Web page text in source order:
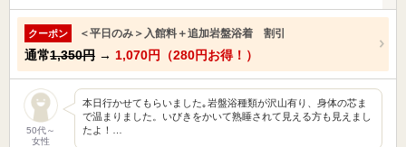
クーポン ＜平日のみ＞入館料＋追加岩盤浴着 割引
通常1,350円 → 1,070円（280円お得！）
50代～
女性
本日行かせてもらいました｡岩盤浴種類が沢山有り、身体の芯ま
で温まりました。いびきをかいて熟睡されて見える方も見えまし
たよ！…